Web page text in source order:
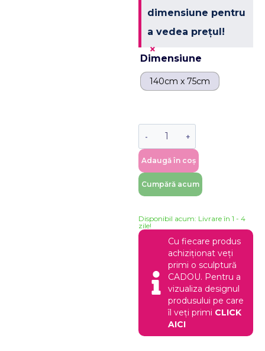
dimensiune pentru
a vedea prețul!
×
Dimensiune
140cm x 75cm
Adaugă în coș
Cumpără acum
Disponibil acum: Livrare în 1 - 4
zile!
Cu fiecare produs
achiziționat veți
primi o sculptură
CADOU. Pentru a
vizualiza designul
produsului pe care
îl veți primi CLICK
AICI